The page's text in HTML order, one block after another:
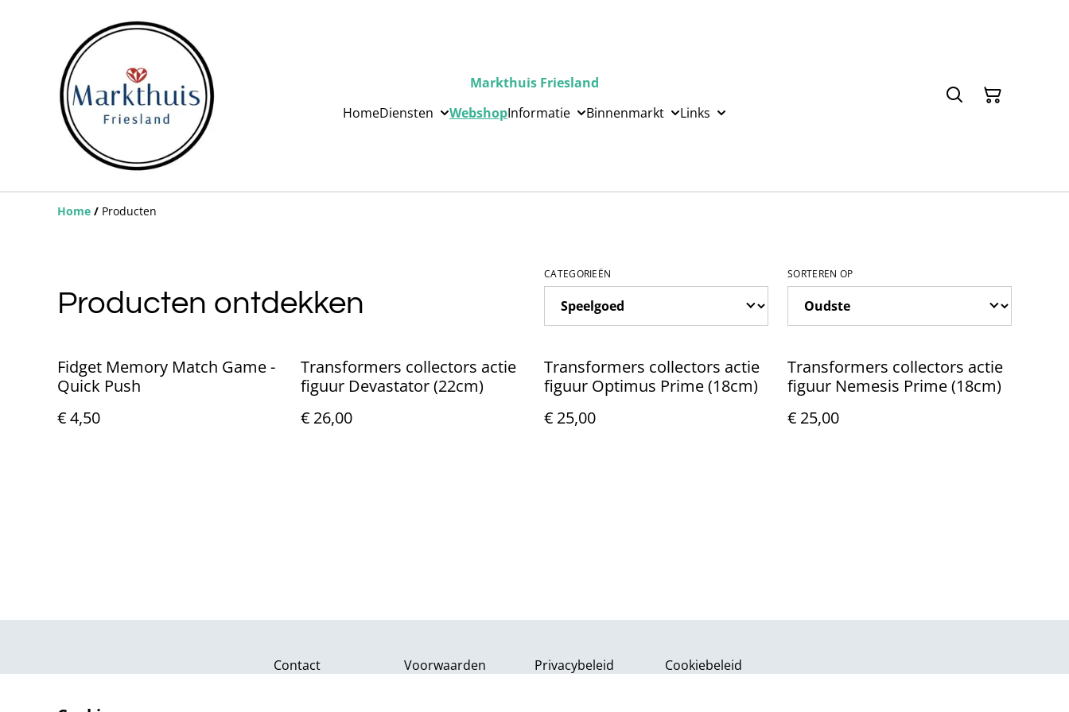
Markthuis Friesland
HomeDiensten WebshopInformatie Binnenmarkt Links
Home / Producten
Producten ontdekken
CATEGORIEËN SORTEREN OP
Fidget Memory Match Game -
Quick Push
€ 4,50
Transformers collectors actie
figuur Devastator (22cm)
€ 26,00
Transformers collectors actie
figuur Optimus Prime (18cm)
€ 25,00
Transformers collectors actie
figuur Nemesis Prime (18cm)
€ 25,00
Contact Voorwaarden Privacybeleid Cookiebeleid